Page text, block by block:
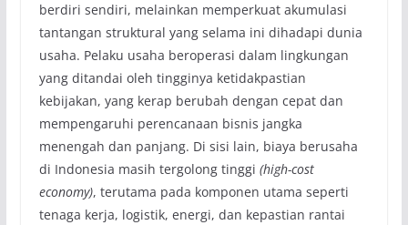
berdiri sendiri, melainkan memperkuat akumulasi
tantangan struktural yang selama ini dihadapi dunia
usaha. Pelaku usaha beroperasi dalam lingkungan
yang ditandai oleh tingginya ketidakpastian
kebijakan, yang kerap berubah dengan cepat dan
mempengaruhi perencanaan bisnis jangka
menengah dan panjang. Di sisi lain, biaya berusaha
di Indonesia masih tergolong tinggi (high-cost
economy), terutama pada komponen utama seperti
tenaga kerja, logistik, energi, dan kepastian rantai